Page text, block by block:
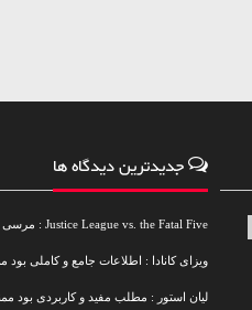
جدیدترین دیدگاه ها
Justice League vs. the Fatal Five : مرسی عالی بود استاد...
ویزای کانادا : اطلاعات جامع و کاملی بود
لیان استور : مطلب مفید و کاربردی بود